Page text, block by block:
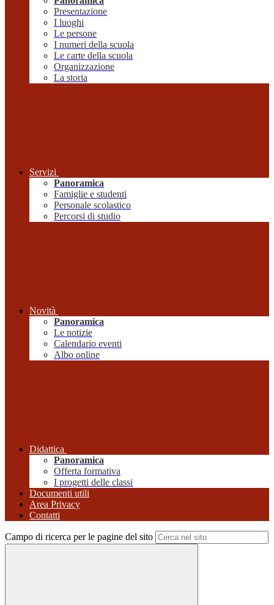
Presentazione
I luoghi
Le persone
I numeri della scuola
Le carte della scuola
Organizzazione
La storia
Servizi
Panoramica
Famiglie e studenti
Personale scolastico
Percorsi di studio
Novità
Panoramica
Le notizie
Calendario eventi
Albo online
Didattica
Panoramica
Offerta formativa
I progetti delle classi
Documenti utili
Area Privacy
Contatti
Campo di ricerca per le pagine del sito